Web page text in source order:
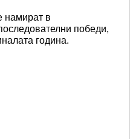
намират в
победи,
година.